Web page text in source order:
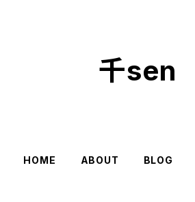
千sen
HOME ABOUT BLOG